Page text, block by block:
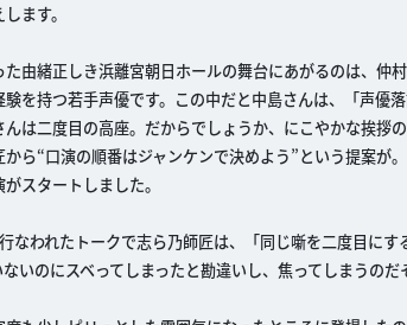
ます。
由緒正しき浜離宮朝日ホールの舞台にあがるのは、仲
験を持つ若手声優です。この中だと中島さんは、「声
は二度目の高座。だからでしょうか、にこやかな挨拶
から“口演の順番はジャンケンで決めよう”という提案
スタートしました。
なわれたトークで志ら乃師匠は、「同じ噺を二度目に
いのにスベってしまったと勘違いし、焦ってしまうのだ